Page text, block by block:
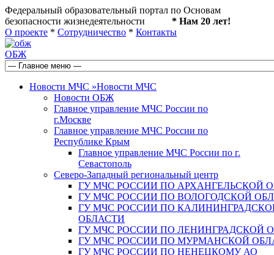
Федеральный образовательный портал по Основам
безопасности жизнедеятельности * Нам 20 лет!
О проекте * Сотрудничество * Контакты
ОБЖ
Новости МЧС »Новости МЧС
Новости ОБЖ
Главное управление МЧС России по
г.Москве
Главное управление МЧС России по
Республике Крым
Главное управление МЧС России по г.
Севастополь
Северо-Западный региональный центр
ГУ МЧС РОССИИ ПО АРХАНГЕЛЬСКОЙ
ГУ МЧС РОССИИ ПО ВОЛОГОДСКОЙ
ГУ МЧС РОССИИ ПО
ОБЛАСТИ
ГУ МЧС РОССИИ ПО ЛЕНИНГРАДСКОЙ
ГУ МЧС РОССИИ ПО МУРМАНСКОЙ
ГУ МЧС РОССИИ ПО НЕНЕЦКОМУ АО